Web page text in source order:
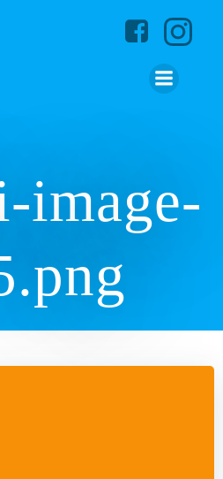
image-